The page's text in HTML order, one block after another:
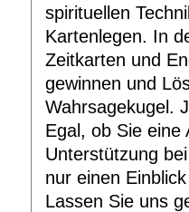
spirituellen
Kartenlegen. In
Zeitkarten und
gewinnen und
Wahrsagekugel.
Egal, ob Sie eine
Unterstützung
nur einen
Lassen Sie uns